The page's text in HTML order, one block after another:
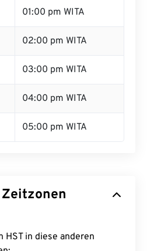
01:00 pm WITA
02:00 pm WITA
03:00 pm WITA
04:00 pm WITA
05:00 pm WITA
HST in diese anderen